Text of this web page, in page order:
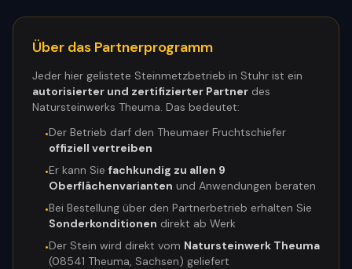
Über das Partnerprogramm
Jeder hier gelistete Steinmetzbetrieb in Stuhr ist ein
autorisierter und zertifizierter Partner des
Natursteinwerks Theuma. Das bedeutet:
•Der Betrieb darf den Theumaer Fruchtschiefer
offiziell vertreiben
•Er kann Sie fachkundig zu allen 9
Oberflächenvarianten und Anwendungen beraten
•Bei Bestellung über den Partnerbetrieb erhalten Sie
Sonderkonditionen direkt ab Werk
•Der Stein wird direkt vom Natursteinwerk Theuma
(08541 Theuma, Sachsen) geliefert